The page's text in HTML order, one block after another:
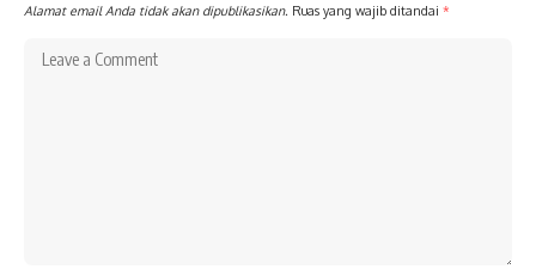
Alamat email Anda tidak akan dipublikasikan. Ruas yang wajib ditandai *